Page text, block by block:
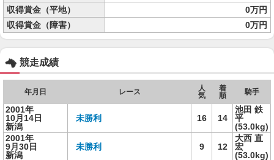
収得賞金（平地）
0万円
収得賞金（障害）
0万円
競走成績
年月日 レース
人
気
着
順
騎手
2001年
10月14日
新潟
未勝利 16 14
池田 鉄
平
(53.0kg)
2001年
9月30日
新潟
未勝利 9 12
大西 直
宏
(53.0kg)